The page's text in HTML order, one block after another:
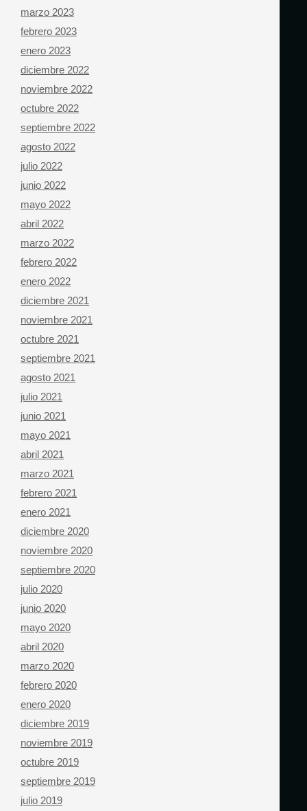
marzo 2023
febrero 2023
enero 2023
diciembre 2022
noviembre 2022
octubre 2022
septiembre 2022
agosto 2022
julio 2022
junio 2022
mayo 2022
abril 2022
marzo 2022
febrero 2022
enero 2022
diciembre 2021
noviembre 2021
octubre 2021
septiembre 2021
agosto 2021
julio 2021
junio 2021
mayo 2021
abril 2021
marzo 2021
febrero 2021
enero 2021
diciembre 2020
noviembre 2020
septiembre 2020
julio 2020
junio 2020
mayo 2020
abril 2020
marzo 2020
febrero 2020
enero 2020
diciembre 2019
noviembre 2019
octubre 2019
septiembre 2019
julio 2019